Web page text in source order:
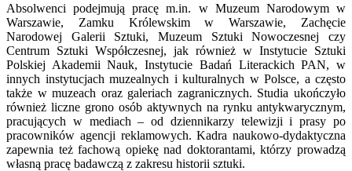
Absolwenci podejmują pracę m.in. w Muzeum Narodowym w
Warszawie, Zamku Królewskim w Warszawie, Zachęcie
Narodowej Galerii Sztuki, Muzeum Sztuki Nowoczesnej czy
Centrum Sztuki Współczesnej, jak również w Instytucie Sztuki
Polskiej Akademii Nauk, Instytucie Badań Literackich PAN, w
innych instytucjach muzealnych i kulturalnych w Polsce, a często
także w muzeach oraz galeriach zagranicznych. Studia ukończyło
również liczne grono osób aktywnych na rynku antykwarycznym,
pracujących w mediach – od dziennikarzy telewizji i prasy po
pracowników agencji reklamowych. Kadra naukowo-dydaktyczna
zapewnia też fachową opiekę nad doktorantami, którzy prowadzą
własną pracę badawczą z zakresu historii sztuki.